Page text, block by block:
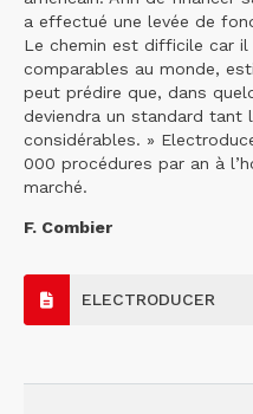
a effectué une levée de
Le chemin est difficile car
comparables au monde,
peut prédire que, dans
deviendra un standard tant
considérables. »
000 procédures par an à
marché.
F. Combier
ELECTRODUCER